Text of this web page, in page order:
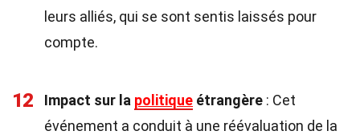
leurs alliés, qui se sont sentis laissés pour
compte.
12 Impact sur la politique étrangère : Cet
événement a conduit à une réévaluation de la